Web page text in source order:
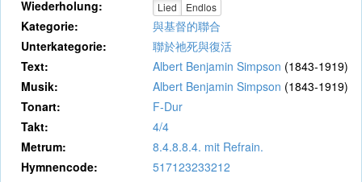
Wiederholung: Lied Endlos
Kategorie:
與基督的聯合
Unterkategorie:
聯於祂死與復活
Text:
Albert Benjamin Simpson (1843-1919)
Musik:
Albert Benjamin Simpson (1843-1919)
Tonart:
F-Dur
Takt:
4/4
Metrum:
8.4.8.8.4. mit Refrain.
Hymnencode:
517123233212